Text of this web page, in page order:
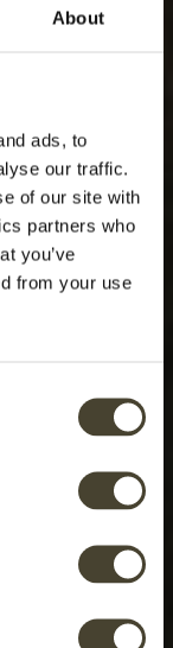
About
ads, to
our traffic.
of our site with
partners who
you’ve
from your use